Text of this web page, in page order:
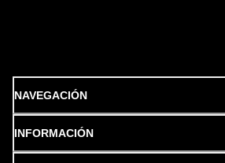
NAVEGACIÓN
INFORMACIÓN